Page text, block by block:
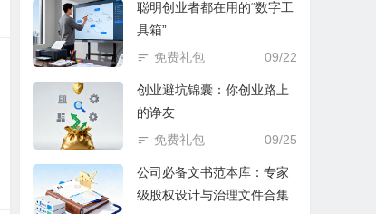
聪明创业者都在用的“数字工
具箱”
09/22
免费礼包
创业避坑锦囊：你创业路上
的诤友
09/25
免费礼包
公司必备文书范本库：专家
级股权设计与治理文件合集